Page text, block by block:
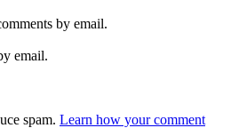
by email.
email.
spam. Learn how your comment